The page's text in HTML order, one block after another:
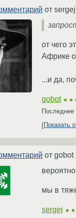
от sergej
от чего
Африке
...и да,
gobot
Последнее
Показать
от gobot
мы в
sergej